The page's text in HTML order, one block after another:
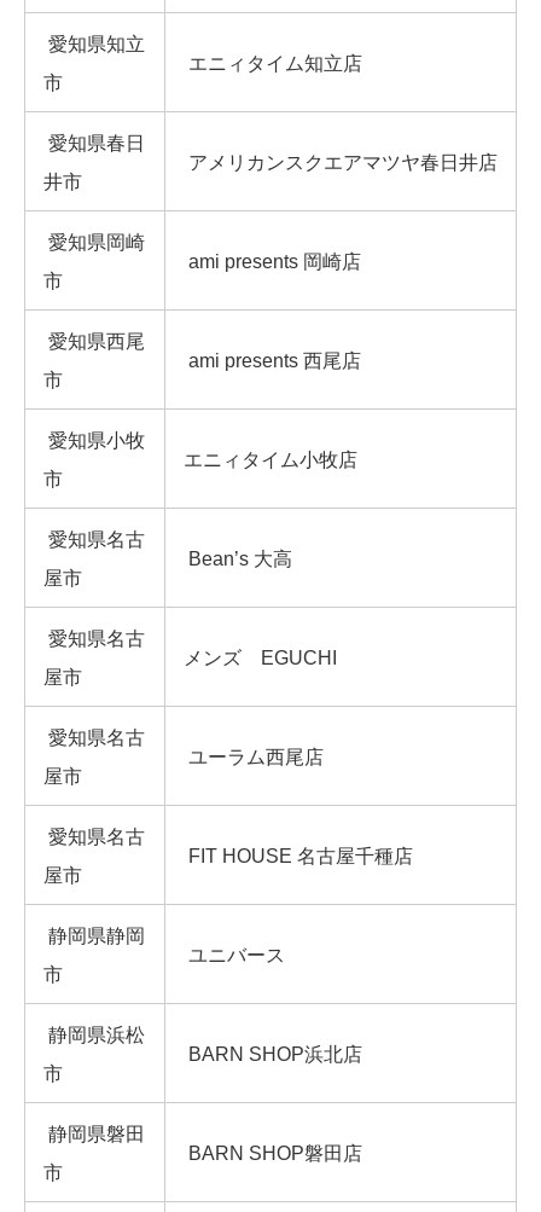
愛知県知立
市
エニィタイム知立店
愛知県春日
井市
アメリカンスクエアマツヤ春日井店
愛知県岡崎
市
ami presents 岡崎店
愛知県西尾
市
ami presents 西尾店
愛知県小牧
市
エニィタイム小牧店
愛知県名古
屋市
Bean’s 大高
愛知県名古
屋市
メンズ EGUCHI
愛知県名古
屋市
ユーラム西尾店
愛知県名古
屋市
FIT HOUSE 名古屋千種店
静岡県静岡
市
ユニバース
静岡県浜松
市
BARN SHOP浜北店
静岡県磐田
市
BARN SHOP磐田店